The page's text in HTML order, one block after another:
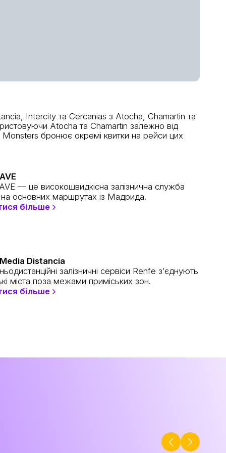
Intercity та Cercanias з Atocha, Chamartin та
Atocha та Chamartin залежно від
бронює окремі квитки на рейси цих
— це високошвидкісна залізнична служба
на основних маршрутах із Мадрида.
більше
Distancia
залізничні сервіси Renfe з’єднують
міста поза межами приміських зон.
більше